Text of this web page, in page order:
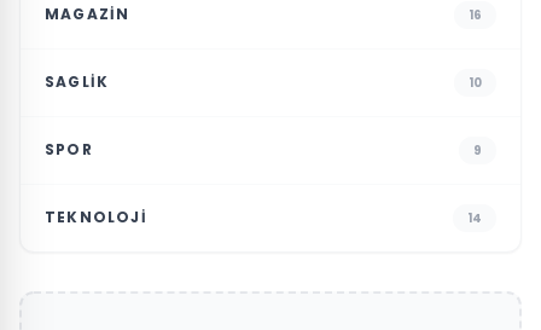
MAGAZIN 16
SAGLIK 10
SPOR 9
TEKNOLOJI 14